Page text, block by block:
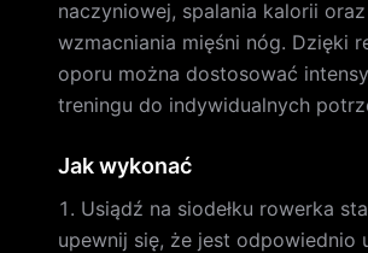
naczyniowej, spalania kalorii oraz
wzmacniania mięśni nóg. Dzięki
oporu można dostosować
treningu do indywidualnych
Jak wykonać
Usiądź na siodełku rowerka
upewnij się, że jest odpowiednio